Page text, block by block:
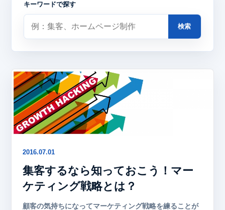
キーワードで探す
検索
2016.07.01
集客するなら知っておこう！マー
ケティング戦略とは？
顧客の気持ちになってマーケティング戦略を練ることが